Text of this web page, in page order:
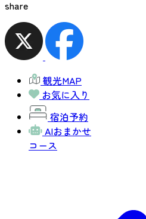
share
観光MAP
お気に入り
宿泊予約
AIおまかせ
コース